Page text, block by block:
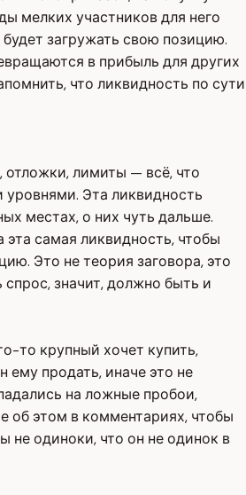
мелких участников для него
загружать свою позицию.
в прибыль для других
что ликвидность по сути
отложки, лимиты — всё, что
Эта ликвидность
местах, о них чуть дальше.
самая ликвидность, чтобы
Это не теория заговора, это
значит, должно быть и
то крупный хочет купить,
ему продать, иначе это не
на ложные пробои,
об этом в комментариях, чтобы
не одиноки, что он не одинок в